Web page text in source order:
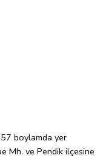
boylamda yer
Mh. ve Pendik ilçesine